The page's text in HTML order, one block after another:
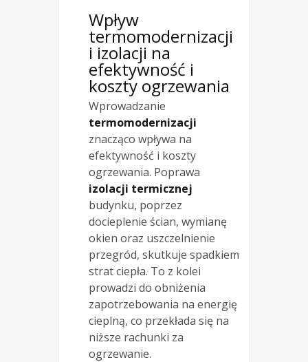
Wpływ
termomodernizacji
i izolacji na
efektywność i
koszty ogrzewania
Wprowadzanie
termomodernizacji
znacząco wpływa na
efektywność i koszty
ogrzewania. Poprawa
izolacji termicznej
budynku, poprzez
docieplenie ścian, wymianę
okien oraz uszczelnienie
przegród, skutkuje spadkiem
strat ciepła. To z kolei
prowadzi do obniżenia
zapotrzebowania na energię
cieplną, co przekłada się na
niższe rachunki za
ogrzewanie.